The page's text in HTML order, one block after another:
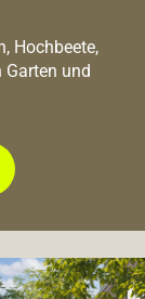
Hochbeete,
Garten und